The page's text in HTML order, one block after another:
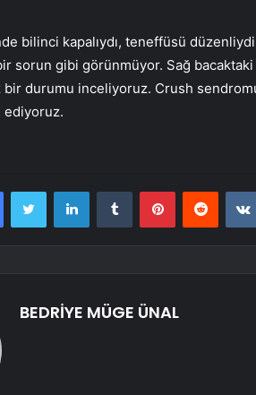
bilinci kapalıydı, teneffüsü
sorun gibi görünmüyor. Sağ
durumu inceliyoruz. Crush
ediyoruz.
FacebookTwitter LinkedInTumblr PinterestReddit
BEDRİYE MÜGE ÜNAL